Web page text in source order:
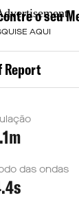
o seu
AQUI
abertas
Report
das ondas